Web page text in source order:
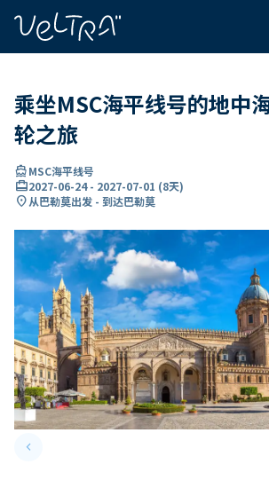
乘坐MSC海平线号的地中
轮之旅
directions_boatMSC海平线号
card_travel2027-06-24- 2027-07-01 (8天)
location_on从巴勒莫出发 - 到达巴勒莫
keyboard_arrow_leftPrevious slide